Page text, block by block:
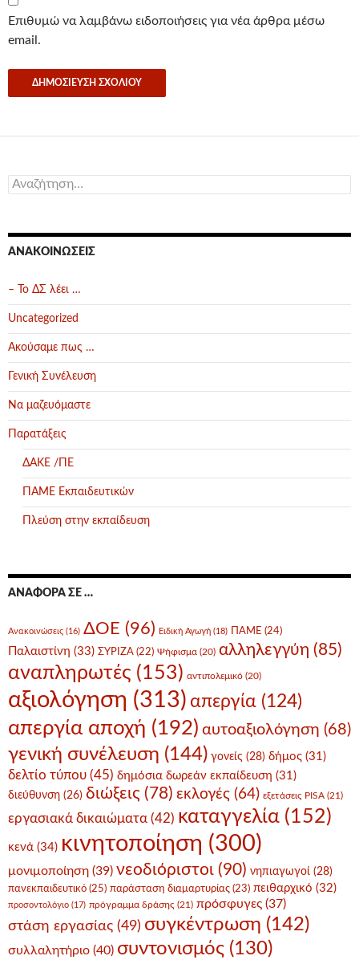
Επιθυμώ να λαμβάνω ειδοποιήσεις για νέα άρθρα μέσω
email.
Αναζήτηση
για:
ΑΝΑΚΟΙΝΏΣΕΙΣ
– Το ΔΣ λέει …
Uncategorized
Ακούσαμε πως …
Γενική Συνέλευση
Να μαζευόμαστε
Παρατάξεις
ΔΑΚΕ /ΠΕ
ΠΑΜΕ Εκπαιδευτικών
Πλεύση στην εκπαίδευση
ΑΝΑΦΟΡΆ ΣΕ …
Ανακοινώσεις (16) ΔΟΕ (96) Ειδική Αγωγή (18) ΠΑΜΕ (24)
Παλαιστίνη (33) ΣΥΡΙΖΑ (22) Ψήφισμα (20) αλληλεγγύη (85)
αναπληρωτές (153) αντιπολεμικό (20)
αξιολόγηση (313) απεργία (124)
απεργία αποχή (192) αυτοαξιολόγηση (68)
γενική συνέλευση (144) γονείς (28) δήμος (31)
δελτίο τύπου (45) δημόσια δωρεάν εκπαίδευση (31)
διεύθυνση (26) διώξεις (78) εκλογές (64) εξετάσεις PISA (21)
εργασιακά δικαιώματα (42) καταγγελία (152)
κενά (34) κινητοποίηση (300)
μονιμοποίηση (39) νεοδιόριστοι (90) νηπιαγωγοί (28)
πανεκπαιδευτικό (25) παράσταση διαμαρτυρίας (23) πειθαρχικό (32)
προσοντολόγιο (17) πρόγραμμα δράσης (21) πρόσφυγες (37)
στάση εργασίας (49) συγκέντρωση (142)
συλλαλητήριο (40) συντονισμός (130)